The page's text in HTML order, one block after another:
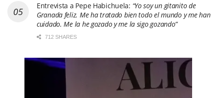
Entrevista a Pepe Habichuela: “Yo soy un gitanito de
Granada feliz. Me ha tratado bien todo el mundo y me han
cuidado. Me la he gozado y me la sigo gozando”
712 SHARES